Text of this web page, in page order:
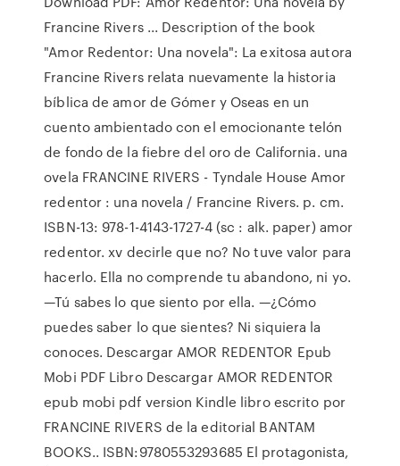
Francine Rivers ... Description of the book
"Amor Redentor: Una novela": La exitosa autora
Francine Rivers relata nuevamente la historia
bíblica de amor de Gómer y Oseas en un
cuento ambientado con el emocionante telón
de fondo de la fiebre del oro de California. una
ovela FRANCINE RIVERS - Tyndale House Amor
redentor : una novela / Francine Rivers. p. cm.
ISBN-13: 978-1-4143-1727-4 (sc : alk. paper) amor
redentor. xv decirle que no? No tuve valor para
hacerlo. Ella no comprende tu abandono, ni yo.
—Tú sabes lo que siento por ella. —¿Cómo
puedes saber lo que sientes? Ni siquiera la
conoces. Descargar AMOR REDENTOR Epub
Mobi PDF Libro Descargar AMOR REDENTOR
epub mobi pdf version Kindle libro escrito por
FRANCINE RIVERS de la editorial BANTAM
BOOKS.. ISBN:9780553293685 El protagonista,